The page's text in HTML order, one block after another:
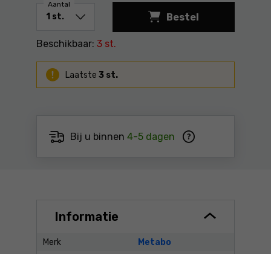
Aantal
Bestel
Beschikbaar: 3 st.
Laatste 3 st.
Bij u binnen 4-5 dagen
Informatie
Merk
Metabo